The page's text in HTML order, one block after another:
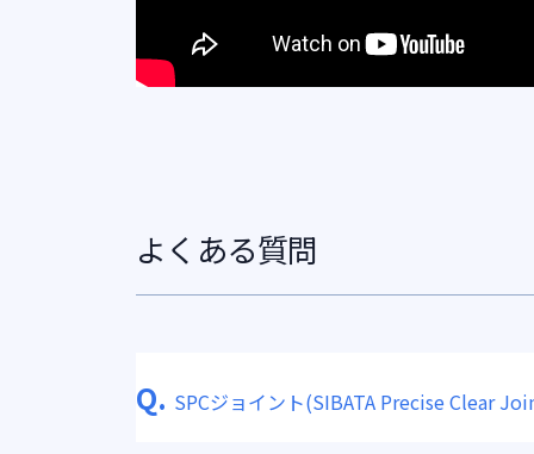
よくある質問
Q. SPCジョイント(SIBATA Precise Clear